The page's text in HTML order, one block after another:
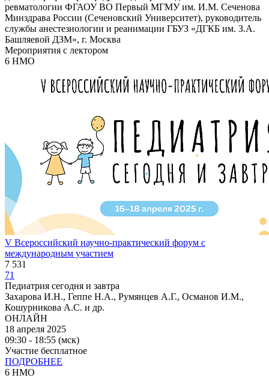
ревматологии ФГАОУ ВО Первый МГМУ им. И.М. Сеченова
Минздрава России (Сеченовский Университет), руководитель
службы анестезиологии и реанимации ГБУЗ «ДГКБ им. З.А.
Башляевой ДЗМ», г. Москва
Мероприятия с лектором
6 НМО
V Всероссийский научно-практический форум с
международным участием
7 531
71
Педиатрия сегодня и завтра
Захарова И.Н., Геппе Н.А., Румянцев А.Г., Османов И.М.,
Кошурникова А.С. и др.
ОНЛАЙН
18 апреля 2025
09:30 - 18:55 (мск)
Участие бесплатное
ПОДРОБНЕЕ
6 НМО